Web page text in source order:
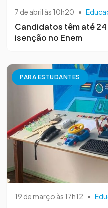
7 de abril às 10h20 •
Candidatos têm até
isenção no Enem
PARA ESTUDANTES
19 de março às 17h12 •